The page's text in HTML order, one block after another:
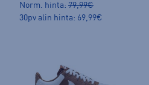
Norm. hinta: 79,99€
30pv alin hinta: 69,99€